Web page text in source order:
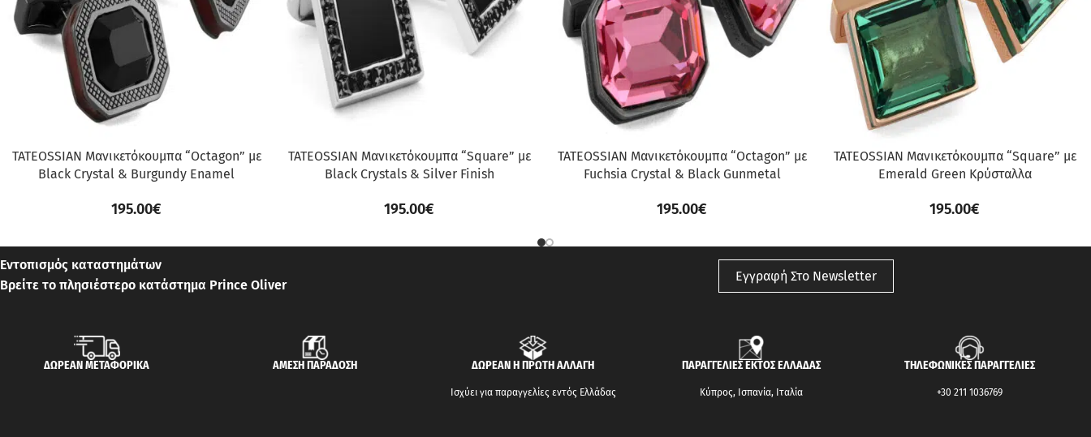
TATEOSSIAN Μανικετόκουμπα “Octagon” με
Black Crystal & Burgundy Enamel
195.00€
TATEOSSIAN Μανικετόκουμπα “Square” με
Black Crystals & Silver Finish
195.00€
TATEOSSIAN Μανικετόκουμπα “Octagon” με
Fuchsia Crystal & Black Gunmetal
195.00€
TATEOSSIAN Μανικετόκουμπα “Square” με
Emerald Green Κρύσταλλα
195.00€
Εντοπισμός καταστημάτων
Βρείτε το πλησιέστερο κατάστημα Prince Oliver
Εγγραφή Στο Newsletter
ΔΩΡΕΑΝ ΜΕΤΑΦΟΡΙΚΑ ΑΜΕΣΗ ΠΑΡΑΔΟΣΗ ΔΩΡΕΑΝ Η ΠΡΩΤΗ ΑΛΛΑΓΗ
Ισχύει για παραγγελίες εντός Ελλάδας
ΠΑΡΑΓΓΕΛΙΕΣ ΕΚΤΟΣ ΕΛΛΑΔΑΣ
Κύπρος, Ισπανία, Ιταλία
ΤΗΛΕΦΩΝΙΚΕΣ ΠΑΡΑΓΓΕΛΙΕΣ
+30 211 1036769